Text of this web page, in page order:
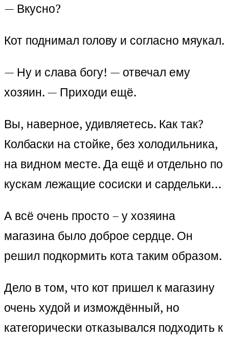
— Вкусно?
Кот поднимал голову и согласно мяукал.
— Ну и слава богу! — отвечал ему
хозяин. — Приходи ещё.
Вы, наверное, удивляетесь. Как так?
Колбаски на стойке, без холодильника,
на видном месте. Да ещё и отдельно по
кускам лежащие сосиски и сардельки…
А всё очень просто – у хозяина
магазина было доброе сердце. Он
решил подкормить кота таким образом.
Дело в том, что кот пришел к магазину
очень худой и измождённый, но
категорически отказывался подходить к